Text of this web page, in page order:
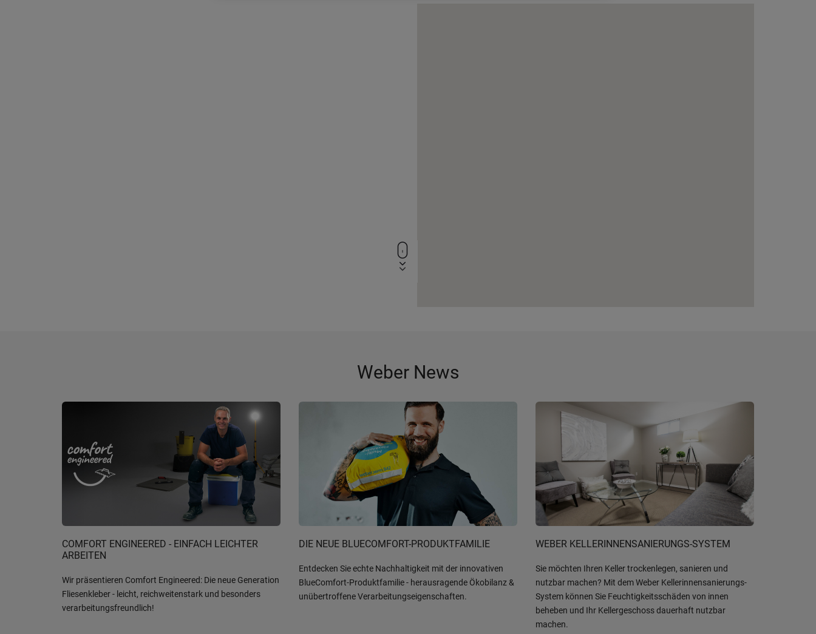
Weber News
COMFORT ENGINEERED - EINFACH LEICHTER
ARBEITEN
Wir präsentieren Comfort Engineered: Die neue Generation
Fliesenkleber - leicht, reichweitenstark und besonders
verarbeitungsfreundlich!
DIE NEUE BLUECOMFORT-PRODUKTFAMILIE
Entdecken Sie echte Nachhaltigkeit mit der innovativen
BlueComfort-Produktfamilie - herausragende Ökobilanz &
unübertroffene Verarbeitungseigenschaften.
WEBER KELLERINNENSANIERUNGS-SYSTEM
Sie möchten Ihren Keller trockenlegen, sanieren und
nutzbar machen? Mit dem Weber Kellerinnensanierungs-
System können Sie Feuchtigkeitsschäden von innen
beheben und Ihr Kellergeschoss dauerhaft nutzbar
machen.